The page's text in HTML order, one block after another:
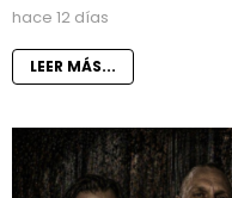
hace 12 días
LEER MÁS...